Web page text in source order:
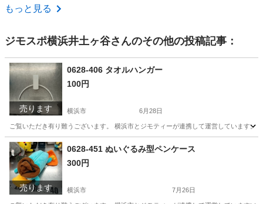
神奈川 高座郡
もっと見る
ジモスポ横浜井土ヶ谷さんのその他の投稿記事：
売ります
0628-406 タオルハンガー
100円
横浜市 6月28日
ご覧いただき有り難うございます。 横浜市とジモティーが連携して運営していま
神奈川 横浜市 リユース
売ります
0628-451 ぬいぐるみ型ペンケース
300円
横浜市 7月26日